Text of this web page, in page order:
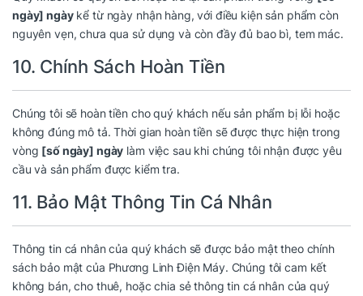
ngày] ngàykể từ ngày nhận hàng, với điều kiện sản phẩm còn
nguyên vẹn, chưa qua sử dụng và còn đầy đủ bao bì, tem mác.
10. Chính Sách Hoàn Tiền
Chúng tôi sẽ hoàn tiền cho quý khách nếu sản phẩm bị lỗi hoặc
không đúng mô tả. Thời gian hoàn tiền sẽ được thực hiện trong
vòng [số ngày] ngày làm việc sau khi chúng tôi nhận được yêu
cầu và sản phẩm được kiểm tra.
11. Bảo Mật Thông Tin Cá Nhân
Thông tin cá nhân của quý khách sẽ được bảo mật theo chính
sách bảo mật của Phương Linh Điện Máy. Chúng tôi cam kết
không bán, cho thuê, hoặc chia sẻ thông tin cá nhân của quý